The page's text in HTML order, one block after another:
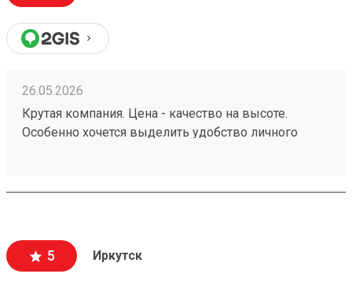
26.05.2026
Крутая компания. Цена - качество на высоте.
Особенно хочется выделить удобство личного
5 Иркутск